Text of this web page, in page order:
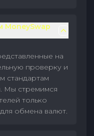
MoneySwap
на
проверку и
стандартам
Мы стремимся
только
обмена валют.